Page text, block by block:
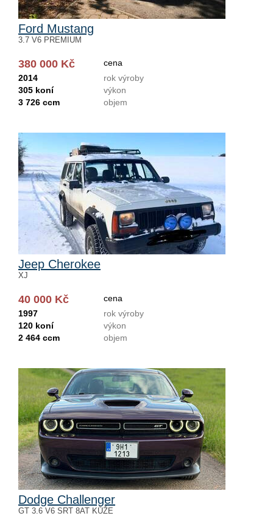
Ford Mustang
3.7 V6 PREMIUM
380 000 Kč
cena
2014
rok výroby
305 koní
výkon
3 726 ccm
objem
Jeep Cherokee
XJ
40 000 Kč
cena
1997
rok výroby
120 koní
výkon
2 464 ccm
objem
Dodge Challenger
GT 3.6 V6 SRT 8AT KŮŽE